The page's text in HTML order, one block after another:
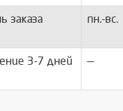
заказа пн.-вс.
3-7 дней —